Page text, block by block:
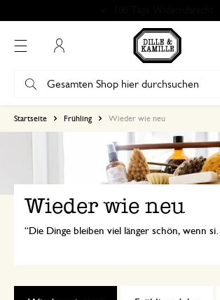
Startseite Frühling Wieder wie neu
Wieder wie neu
Die Dinge bleiben viel länger schön, wenn sie gut gepflegt und unterhalten werden. Zum Beispiel mit natürlichen Reinigungsmitteln, Holzpflegeöl und -wachs oder einem Fusselentferner.